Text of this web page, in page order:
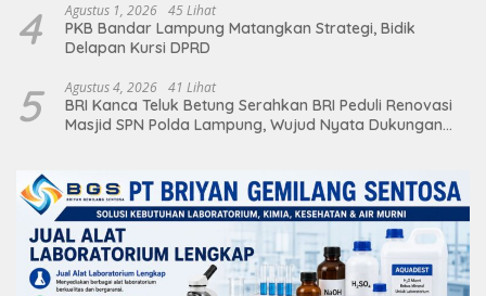
4 Agustus 1, 2026 45 Lihat
PKB Bandar Lampung Matangkan Strategi, Bidik
Delapan Kursi DPRD
5 Agustus 4, 2026 41 Lihat
BRI Kanca Teluk Betung Serahkan BRI Peduli Renovasi
Masjid SPN Polda Lampung, Wujud Nyata Dukungan